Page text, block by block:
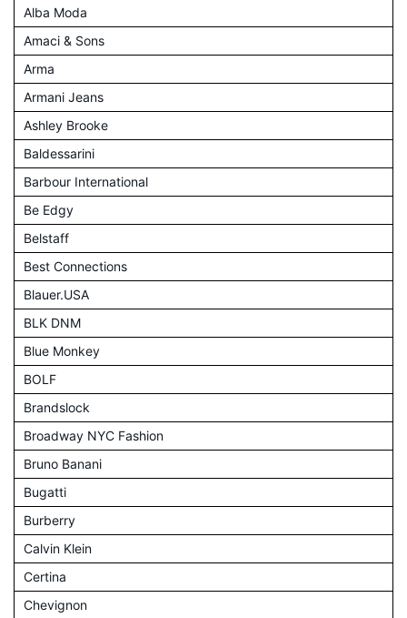
Alba Moda
Amaci & Sons
Arma
Armani Jeans
Ashley Brooke
Baldessarini
Barbour International
Be Edgy
Belstaff
Best Connections
Blauer.USA
BLK DNM
Blue Monkey
BOLF
Brandslock
Broadway NYC Fashion
Bruno Banani
Bugatti
Burberry
Calvin Klein
Certina
Chevignon